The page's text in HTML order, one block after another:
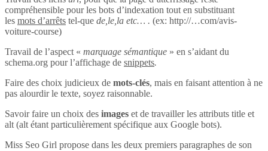
compréhensible pour les bots d’indexation tout en substituant
les mots d’arrêts tel-que de,le,la etc… . (ex: http://…com/avis-
voiture-course)
Travail de l’aspect « marquage sémantique » en s’aidant du
schema.org pour l’affichage de snippets.
Faire des choix judicieux de mots-clés, mais en faisant attention à ne
pas alourdir le texte, soyez raisonnable.
Savoir faire un choix des images et de travailler les attributs title et
alt (alt étant particulièrement spécifique aux Google bots).
Miss Seo Girl propose dans les deux premiers paragraphes de son